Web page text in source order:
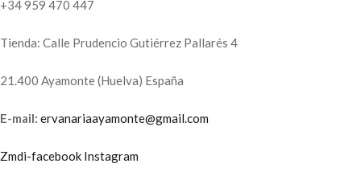
+34 959 470 447
Tienda: Calle Prudencio Gutiérrez Pallarés 4
21.400 Ayamonte (Huelva) España
E-mail: ervanariaayamonte@gmail.com
Zmdi-facebook Instagram